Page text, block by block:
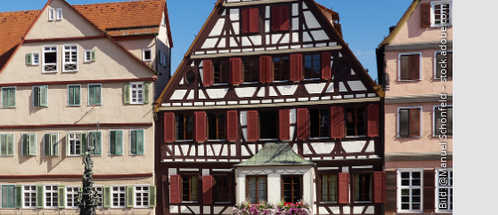
Bild: @Manuel Schönfeld – stock.adobe.com